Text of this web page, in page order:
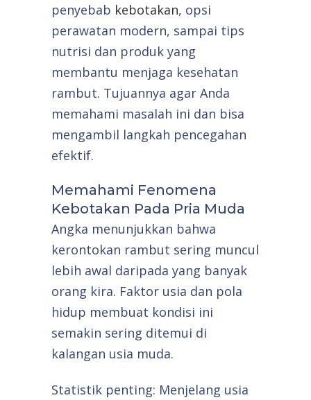
penyebab kebotakan, opsi
perawatan modern, sampai tips
nutrisi dan produk yang
membantu menjaga kesehatan
rambut. Tujuannya agar Anda
memahami masalah ini dan bisa
mengambil langkah pencegahan
efektif.
Memahami Fenomena
Kebotakan Pada Pria Muda
Angka menunjukkan bahwa
kerontokan rambut sering muncul
lebih awal daripada yang banyak
orang kira. Faktor usia dan pola
hidup membuat kondisi ini
semakin sering ditemui di
kalangan usia muda.
Statistik penting: Menjelang usia